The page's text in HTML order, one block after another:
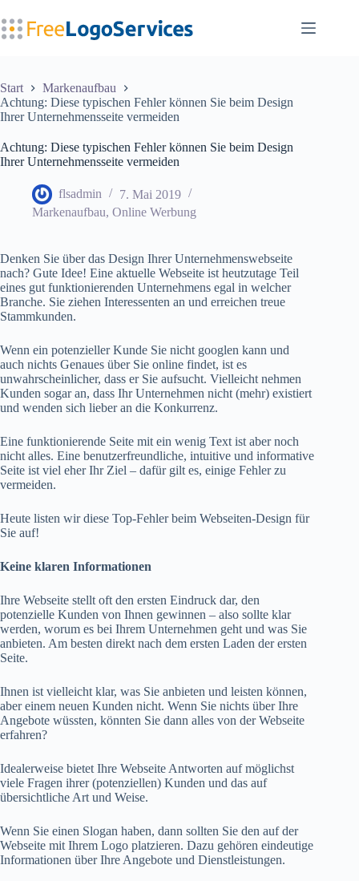
Inhalt
springen
Start
Markenaufbau
Achtung: Diese typischen Fehler können Sie beim Design
Ihrer Unternehmensseite vermeiden
Achtung: Diese typischen Fehler können Sie beim Design
Ihrer Unternehmensseite vermeiden
flsadmin
7. Mai 2019
Markenaufbau, Online Werbung
Denken Sie über das Design Ihrer Unternehmenswebseite
nach? Gute Idee! Eine aktuelle Webseite ist heutzutage Teil
eines gut funktionierenden Unternehmens egal in welcher
Branche. Sie ziehen Interessenten an und erreichen treue
Stammkunden.
Wenn ein potenzieller Kunde Sie nicht googlen kann und
auch nichts Genaues über Sie online findet, ist es
unwahrscheinlicher, dass er Sie aufsucht. Vielleicht nehmen
Kunden sogar an, dass Ihr Unternehmen nicht (mehr) existiert
und wenden sich lieber an die Konkurrenz.
Eine funktionierende Seite mit ein wenig Text ist aber noch
nicht alles. Eine benutzerfreundliche, intuitive und informative
Seite ist viel eher Ihr Ziel – dafür gilt es, einige Fehler zu
vermeiden.
Heute listen wir diese Top-Fehler beim Webseiten-Design für
Sie auf!
Keine klaren Informationen
Ihre Webseite stellt oft den ersten Eindruck dar, den
potenzielle Kunden von Ihnen gewinnen – also sollte klar
werden, worum es bei Ihrem Unternehmen geht und was Sie
anbieten. Am besten direkt nach dem ersten Laden der ersten
Seite.
Ihnen ist vielleicht klar, was Sie anbieten und leisten können,
aber einem neuen Kunden nicht. Wenn Sie nichts über Ihre
Angebote wüssten, könnten Sie dann alles von der Webseite
erfahren?
Idealerweise bietet Ihre Webseite Antworten auf möglichst
viele Fragen ihrer (potenziellen) Kunden und das auf
übersichtliche Art und Weise.
Wenn Sie einen Slogan haben, dann sollten Sie den auf der
Webseite mit Ihrem Logo platzieren. Dazu gehören eindeutige
Informationen über Ihre Angebote und Dienstleistungen.